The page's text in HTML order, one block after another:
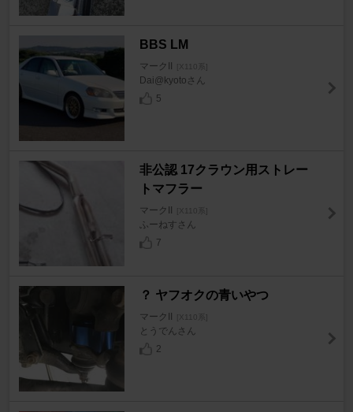
BBS LM
マークII [X110系]
Dai@kyotoさん
5
非公認 17クラウン用ストレー
トマフラー
マークII [X110系]
ふーねすさん
7
？ ヤフオクの青いやつ
マークII [X110系]
とうでんさん
2